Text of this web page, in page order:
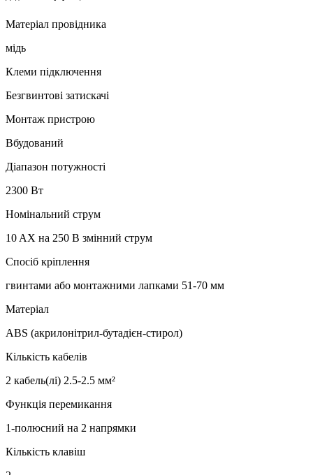
Матеріал провідника
мідь
Клеми підключення
Безгвинтові затискачі
Монтаж пристрою
Вбудований
Діапазон потужності
2300 Вт
Номінальний струм
10 AX на 250 В змінний струм
Спосіб кріплення
гвинтами або монтажними лапками 51-70 мм
Матеріал
ABS (акрилонітрил-бутадієн-стирол)
Кількість кабелів
2 кабель(лі) 2.5-2.5 мм²
Функція перемикання
1-полюсний на 2 напрямки
Кількість клавіш